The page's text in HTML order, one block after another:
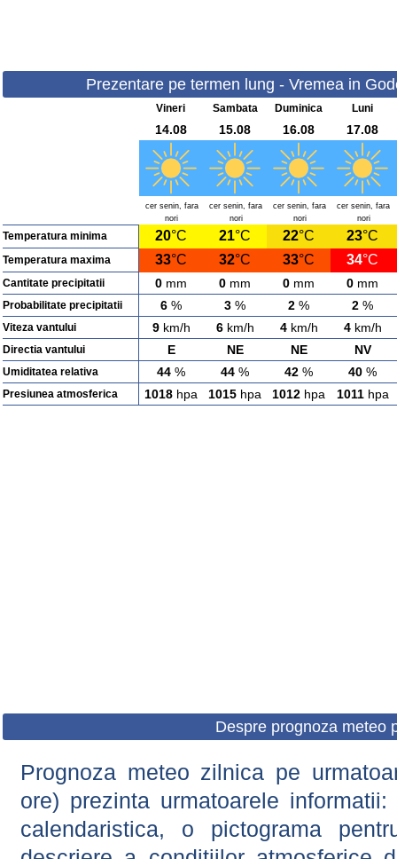
Prezentare pe termen lung - Vremea in
Vineri Sambata Duminica Luni
14.08 15.08 16.08 17.08
cer senin, fara
nori
cer senin, fara
nori
cer senin, fara
nori
cer senin, fara
nori
Temperatura minima 20°C 21°C 22°C 23°C
Temperatura maxima 33°C 32°C 33°C 34°C
Cantitate precipitatii 0 mm 0 mm 0 mm 0 mm
Probabilitate precipitatii 6 % 3 % 2 % 2 %
Viteza vantului 9km/h 6km/h 4km/h 4km/h
Directia vantului E NE NE NV
Umiditatea relativa 44 % 44 % 42 % 40 %
Presiunea atmosferica 1018 hpa 1015 hpa 1012 hpa 1011hpa
Despre prognoza meteo
Prognoza meteo zilnica pe
ore) prezinta urmatoarele
calendaristica, o pictograma